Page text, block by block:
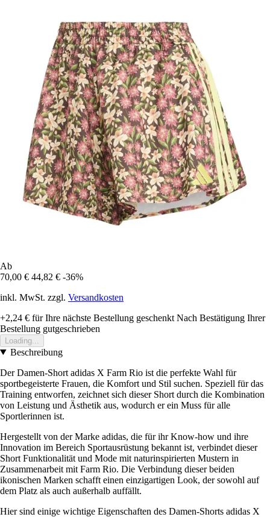
Ab
70,00 € 44,82 € -36%
inkl. MwSt. zzgl. Versandkosten
+2,24 € für Ihre nächste Bestellung geschenkt Nach Bestätigung Ihrer
Bestellung gutgeschrieben
Loading...
Beschreibung
Der Damen-Short adidas X Farm Rio ist die perfekte Wahl für
sportbegeisterte Frauen, die Komfort und Stil suchen. Speziell für das
Training entworfen, zeichnet sich dieser Short durch die Kombination
von Leistung und Ästhetik aus, wodurch er ein Muss für alle
Sportlerinnen ist.
Hergestellt von der Marke adidas, die für ihr Know-how und ihre
Innovation im Bereich Sportausrüstung bekannt ist, verbindet dieser
Short Funktionalität und Mode mit naturinspirierten Mustern in
Zusammenarbeit mit Farm Rio. Die Verbindung dieser beiden
ikonischen Marken schafft einen einzigartigen Look, der sowohl auf
dem Platz als auch außerhalb auffällt.
Hier sind einige wichtige Eigenschaften des Damen-Shorts adidas X